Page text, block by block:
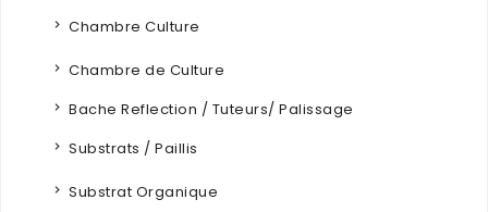
Chambre Culture
Chambre de Culture
Bache Reflection / Tuteurs/ Palissage
Substrats / Paillis
Substrat Organique